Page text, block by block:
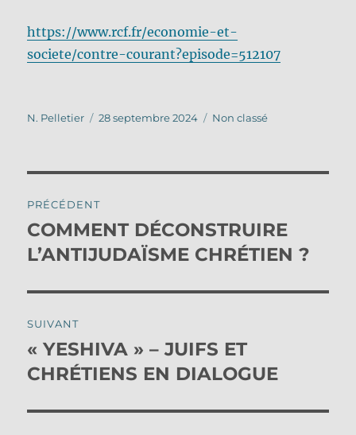
https://www.rcf.fr/economie-et-
societe/contre-courant?episode=512107
Auteur
N. Pelletier
Publié
28 septembre 2024 Catégories
Non classé
de
l’article
PRÉCÉDENT
Publication
précédente :
COMMENT DÉCONSTRUIRE
L’ANTIJUDAÏSME CHRÉTIEN ?
SUIVANT
Publication
suivante :
« YESHIVA » – JUIFS ET
CHRÉTIENS EN DIALOGUE